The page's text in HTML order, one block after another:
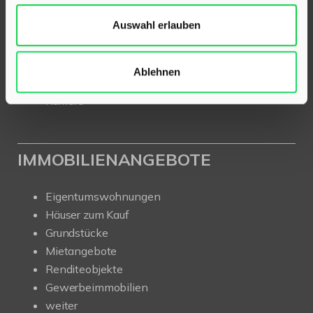
Auswahl erlauben
Ablehnen
Für Eigentümer
Kurzgutachten
Ratgeber
Karriere
IMMOBILIENANGEBOTE
Eigentumswohnungen
Häuser zum Kauf
Grundstücke
Mietangebote
Renditeobjekte
Gewerbeimmobilien
weiter